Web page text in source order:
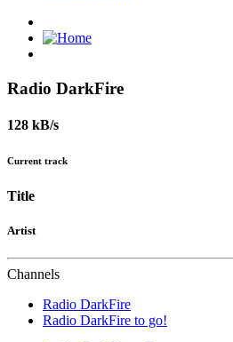
Radio DarkFire
128 kB/s
Current track
Title
Artist
Channels
Radio DarkFire
Radio DarkFire to go!